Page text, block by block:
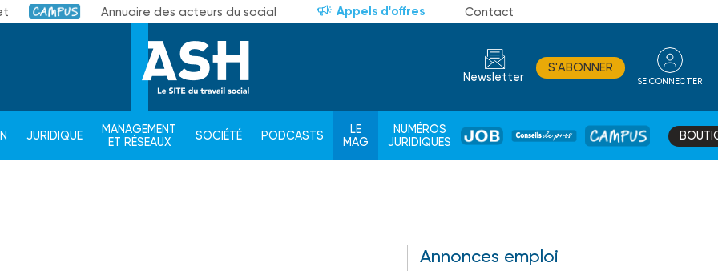
Campus Annuaire des acteurs du social Appels d'offres Contact
Newsletter
S'ABONNER
SE CONNECTER
JURIDIQUE
MANAGEMENT
ET RÉSEAUX
SOCIÉTÉ PODCASTS
LE
MAG
NUMÉROS
JURIDIQUES
JOB
DE
CAMPUS
Annonces emploi